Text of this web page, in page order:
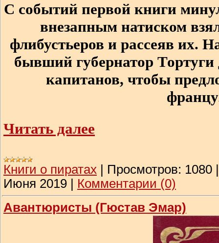
С событий первой книги
внезапным натиском
флибустьеров и рассеяв их.
бывший губернатор Тортуги
капитанов, чтобы
Читать далее
Книги о пиратах Просмотров: 1080
Июня 2019
Комментарии (0)
Авантюристы (Гюстав Эмар)